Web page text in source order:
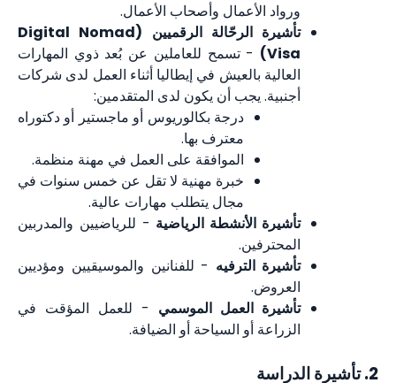
ورواد الأعمال وأصحاب الأعمال.
تأشيرة الرحّالة الرقميين (Digital Nomad
Visa)
- تسمح للعاملين عن بُعد ذوي المهارات
العالية بالعيش في إيطاليا أثناء العمل لدى شركات
أجنبية. يجب أن يكون لدى المتقدمين:
درجة بكالوريوس أو ماجستير أو دكتوراه
معترف بها.
الموافقة على العمل في مهنة منظمة.
خبرة مهنية لا تقل عن خمس سنوات في
مجال يتطلب مهارات عالية.
تأشيرة الأنشطة الرياضية - للرياضيين والمدربين
المحترفين.
تأشيرة الترفيه - للفنانين والموسيقيين ومؤديين
العروض.
تأشيرة العمل الموسمي - للعمل المؤقت في
الزراعة أو السياحة أو الضيافة.
2. تأشيرة الدراسة